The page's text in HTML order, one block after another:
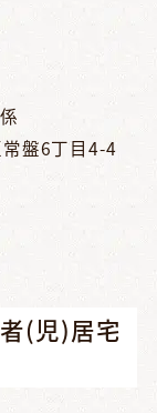
盤6丁目4-4
(児)居宅